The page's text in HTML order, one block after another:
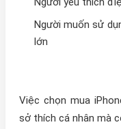
Người muốn sử
lớn
Việc chọn mua
sở thích cá nhân mà